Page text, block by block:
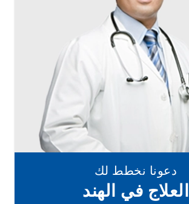
دعونا نخطط لك
العلاج في الهند